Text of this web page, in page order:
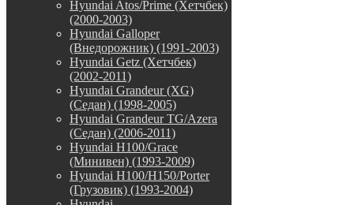
Hyundai Atos/Prime (Хетчбек)
(2000-2003)
Hyundai Galloper
(Внедорожник) (1991-2003)
Hyundai Getz (Хетчбек)
(2002-2011)
Hyundai Grandeur (XG)
(Седан) (1998-2005)
Hyundai Grandeur TG/Azera
(Седан) (2006-2011)
Hyundai H100/Grace
(Минивен) (1993-2009)
Hyundai H100/H150/Porter
(Грузовик) (1993-2004)